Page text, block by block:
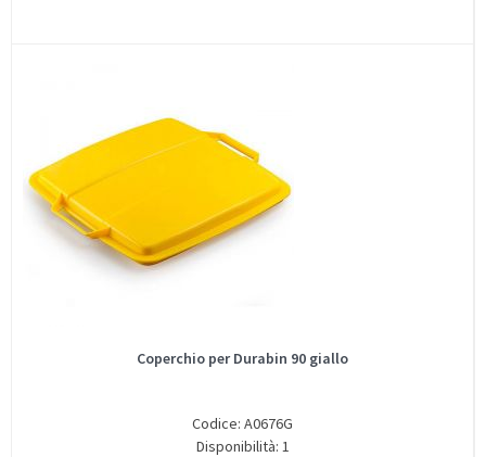
Coperchio per Durabin 90 giallo
Codice: A0676G
Disponibilità: 1